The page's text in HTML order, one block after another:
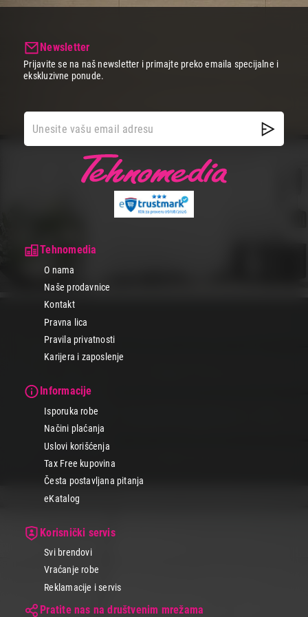
Tehnomedia
O nama
Naše prodavnice
Kontakt
Pravna lica
Pravila privatnosti
Karijera i zaposlenje
Informacije
Isporuka robe
Načini plaćanja
Uslovi korišćenja
Tax Free kupovina
Česta postavljana pitanja
eKatalog
Korisnički servis
Svi brendovi
Vraćanje robe
Reklamacije i servis
Pratite nas na društvenim mrežama
Newsletter
Prijavite se na naš newsletter i primajte preko emaila specijalne i
ekskluzivne ponude.